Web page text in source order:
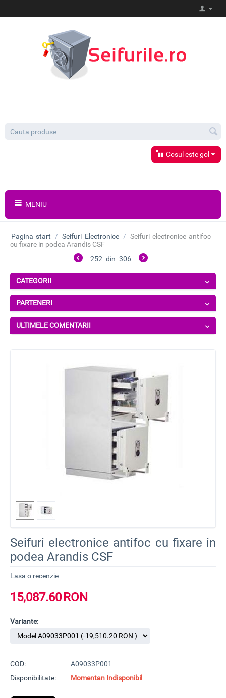
Cosul este gol
MENIU
Pagina start / Seifuri Electronice / Seifuri electronice antifoc
cu fixare in podea Arandis CSF
252 din 306
CATEGORII
PARTENERI
ULTIMELE COMENTARII
Seifuri electronice antifoc cu fixare in
podea Arandis CSF
Lasa o recenzie
15,087.60 RON
Variante:
COD:
A09033P001
Disponibilitate:
Momentan Indisponibil